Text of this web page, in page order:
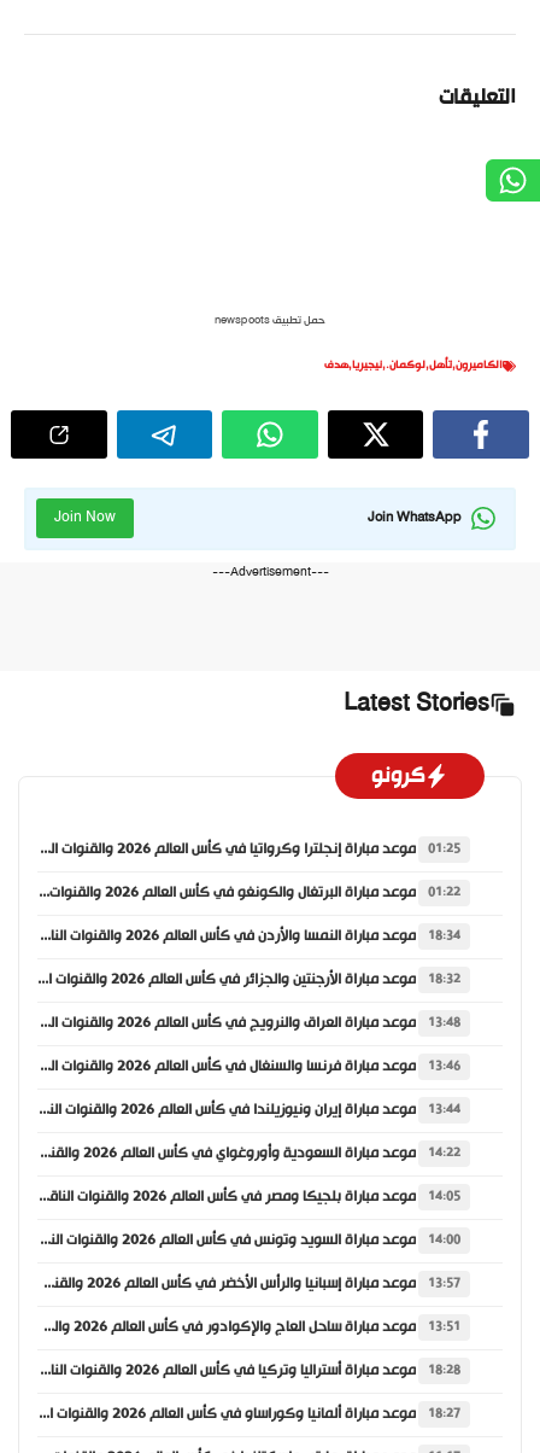
التعليقات
حمل تطبيق newspoots
الكاميرون,تأهل,لوكمان.,نيجيريا,هدف
Join WhatsApp
Join Now
---Advertisement---
Latest Stories
كرونو
01:25 موعد مباراة إنجلترا وكرواتيا في كأس العالم 2026 والقنوات الناقلة
01:22 موعد مباراة البرتغال والكونغو في كأس العالم 2026 والقنوات الناقلة
18:34 موعد مباراة النمسا والأردن في كأس العالم 2026 والقنوات الناقلة
18:32 موعد مباراة الأرجنتين والجزائر في كأس العالم 2026 والقنوات الناقلة
13:48 موعد مباراة العراق والنرويج في كأس العالم 2026 والقنوات الناقلة
13:46 موعد مباراة فرنسا والسنغال في كأس العالم 2026 والقنوات الناقلة
13:44 موعد مباراة إيران ونيوزيلندا في كأس العالم 2026 والقنوات الناقلة
14:22 موعد مباراة السعودية وأوروغواي في كأس العالم 2026 والقنوات الناقلة
14:05 موعد مباراة بلجيكا ومصر في كأس العالم 2026 والقنوات الناقلة
14:00 موعد مباراة السويد وتونس في كأس العالم 2026 والقنوات الناقلة
13:57 موعد مباراة إسبانيا والرأس الأخضر في كأس العالم 2026 والقنوات الناقلة
13:51 موعد مباراة ساحل العاج والإكوادور في كأس العالم 2026 والقنوات الناقلة
18:28 موعد مباراة أستراليا وتركيا في كأس العالم 2026 والقنوات الناقلة
18:27 موعد مباراة ألمانيا وكوراساو في كأس العالم 2026 والقنوات الناقلة